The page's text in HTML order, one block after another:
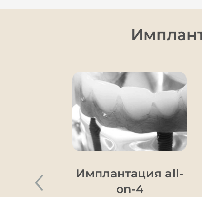
Имплантация all-
on-4